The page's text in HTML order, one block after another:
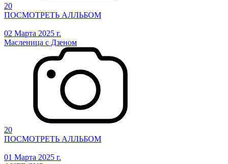
20
ПОСМОТРЕТЬ АЛЛЬБОМ
02 Марта 2025 г.
Масленица с Дзеном
20
ПОСМОТРЕТЬ АЛЛЬБОМ
01 Марта 2025 г.